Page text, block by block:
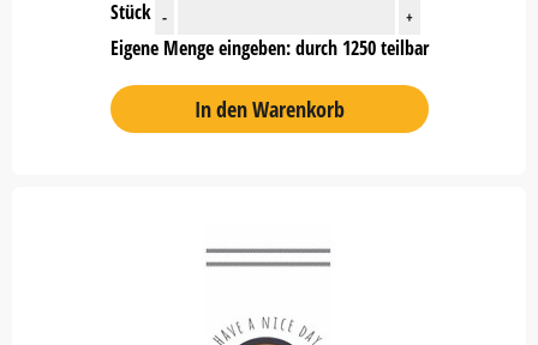
Stück - +
Eigene Menge eingeben: durch 1250 teilbar
In den Warenkorb